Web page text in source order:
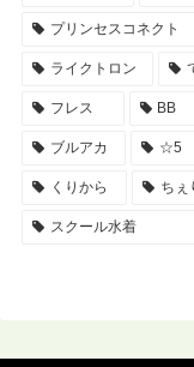
プリンセスコネクト
ライクトロン
フレス BB
ブルアカ ☆5
くりから ちぇ
スクール水着